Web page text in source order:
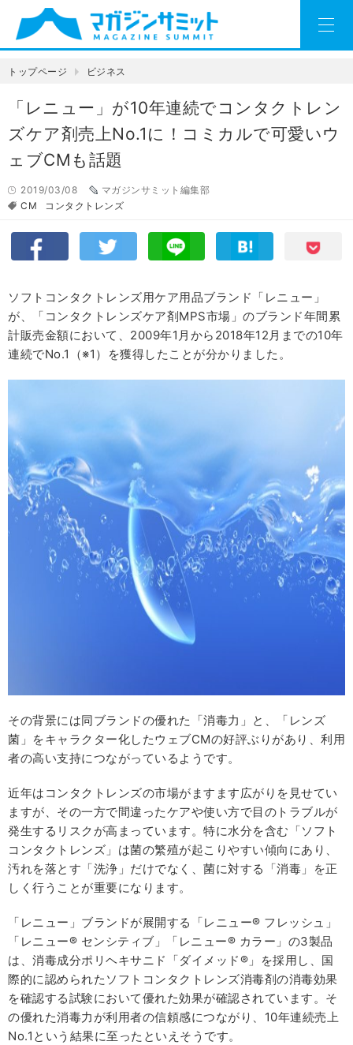
トップページ ビジネス
「レニュー」が10年連続でコンタクトレン
ズケア剤売上No.1に！コミカルで可愛いウ
ェブCMも話題
2019/03/08
マガジンサミット編集部
CM
コンタクトレンズ
ソフトコンタクトレンズ用ケア用品ブランド「レニュー」
が、「コンタクトレンズケア剤MPS市場」のブランド年間累
計販売金額において、2009年1月から2018年12月までの10年
連続でNo.1（※1）を獲得したことが分かりました。
その背景には同ブランドの優れた「消毒力」と、「レンズ
菌」をキャラクター化したウェブCMの好評ぶりがあり、利用
者の高い支持につながっているようです。
近年はコンタクトレンズの市場がますます広がりを見せてい
ますが、その一方で間違ったケアや使い方で目のトラブルが
発生するリスクが高まっています。特に水分を含む「ソフト
コンタクトレンズ」は菌の繁殖が起こりやすい傾向にあり、
汚れを落とす「洗浄」だけでなく、菌に対する「消毒」を正
しく行うことが重要になります。
「レニュー」ブランドが展開する「レニュー® フレッシュ」
「レニュー® センシティブ」「レニュー® カラー」の3製品
は、消毒成分ポリヘキサニド「ダイメッド®」を採用し、国
際的に認められたソフトコンタクトレンズ消毒剤の消毒効果
を確認する試験において優れた効果が確認されています。そ
の優れた消毒力が利用者の信頼感につながり、10年連続売上
No.1という結果に至ったといえそうです。